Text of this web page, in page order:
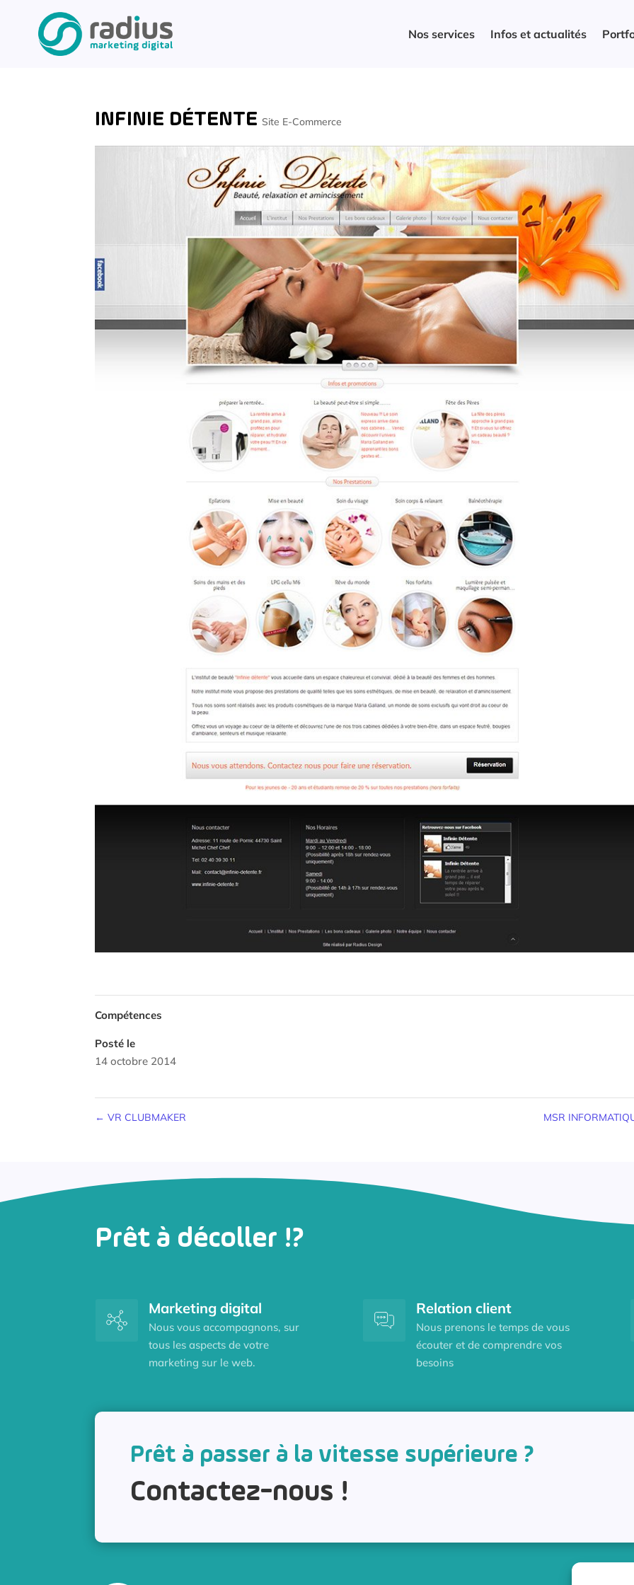
Nos services Infos et actualités
INFINIE DÉTENTE Site E-Commerce
Compétences
Posté le
14 octobre 2014
← VR CLUBMAKER MSR
Prêt à décoller !?
Marketing digital
Nous vous accompagnons, sur
tous les aspects de votre
marketing sur le web.
Relation client
Nous prenons le temps de vous
écouter et de comprendre vos
besoins
Prêt à passer à la vitesse supérieure ?
Contactez-nous !